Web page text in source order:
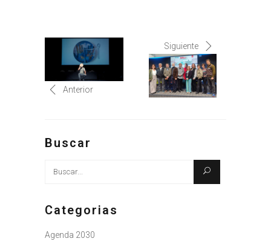
Anterior
Siguiente
Buscar
Busque:
Categorias
Agenda 2030